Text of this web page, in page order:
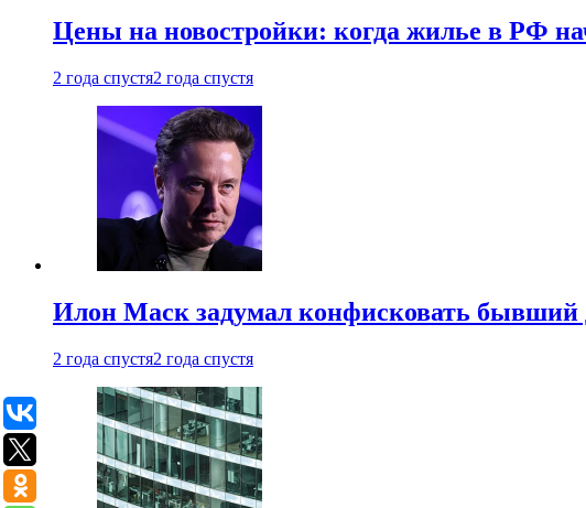
Цены на новостройки: когда жилье в РФ
2 года спустя2 года спустя
Илон Маск задумал конфисковать
2 года спустя2 года спустя